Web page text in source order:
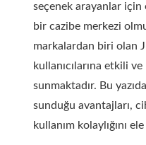
seçenek arayanlar
bir cazibe merkezi
markalardan biri olan
kullanıcılarına etkili
sunmaktadır. Bu
sunduğu avantajları,
kullanım kolaylığını